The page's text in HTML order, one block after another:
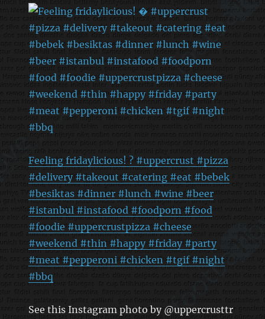
Feeling fridaylicious! ? #uppercrust #pizza
#delivery #takeout #catering #eat #bebek
#besiktas #dinner #lunch #wine #beer
#istanbul #instafood #foodporn #food
#foodie #uppercrustpizza #cheese
#weekend #thin #happy #friday #party
#meat #pepperoni #chicken #tgif #night
#bbq
See this Instagram photo by @uppercrusttr